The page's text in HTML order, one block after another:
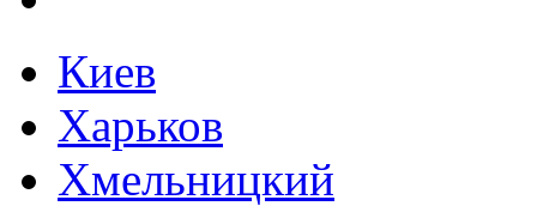
Киев
Харьков
Хмельницкий